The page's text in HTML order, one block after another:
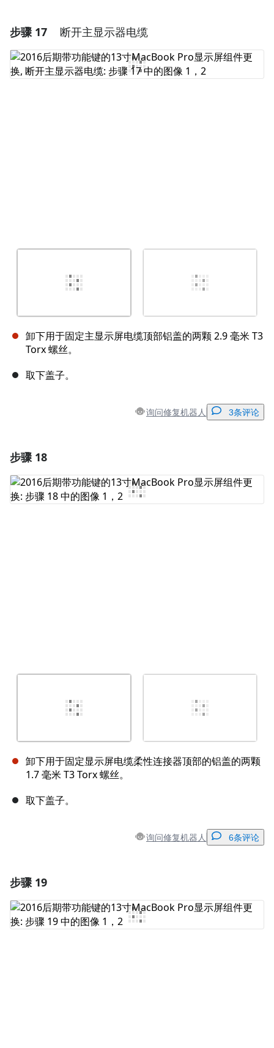
添加一条评论
添加评论
步骤 17 断开主显示器电缆
卸下用于固定主显示屏电缆顶部铝盖的两颗 2.9 毫米 T3
Torx 螺丝。
取下盖子。
询问修复机器人 3条评论
添加评论
步骤 18
卸下用于固定显示屏电缆柔性连接器顶部的铝盖的两颗
1.7 毫米 T3 Torx 螺丝。
取下盖子。
询问修复机器人 6条评论
添加评论
步骤 19